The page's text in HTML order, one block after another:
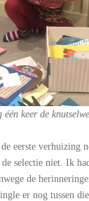
keer de
de eerste verhuizing
selectie niet. Ik
de
er nog tussen